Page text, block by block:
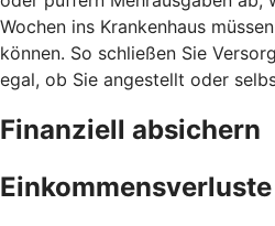
Wochen ins Krankenhaus
können. So schließen Sie
egal, ob Sie angestellt oder
Finanziell absichern